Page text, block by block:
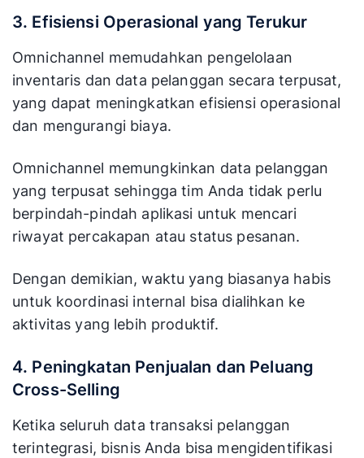
3. Efisiensi Operasional yang Terukur
Omnichannel memudahkan pengelolaan
inventaris dan data pelanggan secara terpusat,
yang dapat meningkatkan efisiensi operasional
dan mengurangi biaya.
Omnichannel memungkinkan data pelanggan
yang terpusat sehingga tim Anda tidak perlu
berpindah-pindah aplikasi untuk mencari
riwayat percakapan atau status pesanan.
Dengan demikian, waktu yang biasanya habis
untuk koordinasi internal bisa dialihkan ke
aktivitas yang lebih produktif.
4. Peningkatan Penjualan dan Peluang
Cross-Selling
Ketika seluruh data transaksi pelanggan
terintegrasi, bisnis Anda bisa mengidentifikasi